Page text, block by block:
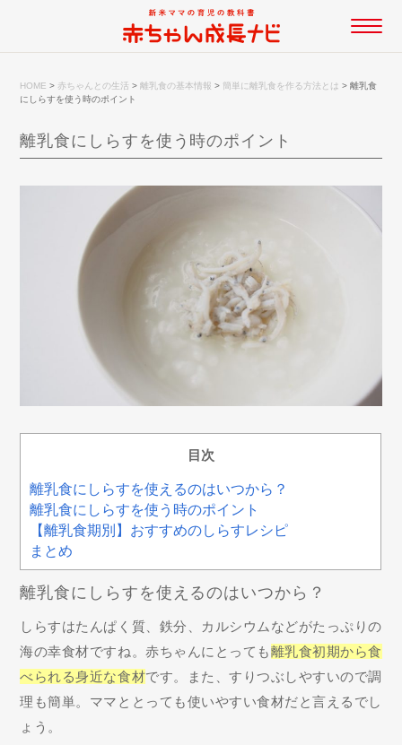
HOME > 赤ちゃんとの生活 >離乳食の基本情報 > 簡単に離乳食を作る方法とは >離乳食
にしらすを使う時のポイント
離乳食にしらすを使う時のポイント
目次
離乳食にしらすを使えるのはいつから？
離乳食にしらすを使う時のポイント
【離乳食期別】おすすめのしらすレシピ
まとめ
離乳食にしらすを使えるのはいつから？
しらすはたんぱく質、鉄分、カルシウムなどがたっぷりの
海の幸食材ですね。赤ちゃんにとっても離乳食初期から食
べられる身近な食材です。また、すりつぶしやすいので調
理も簡単。ママととっても使いやすい食材だと言えるでし
ょう。